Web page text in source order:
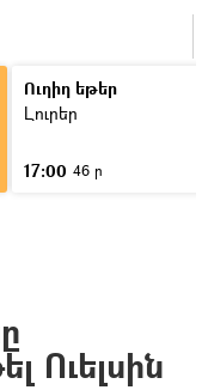
Ուղիղ եթեր
Լուրեր
17:00 46 ր
Ուելսին